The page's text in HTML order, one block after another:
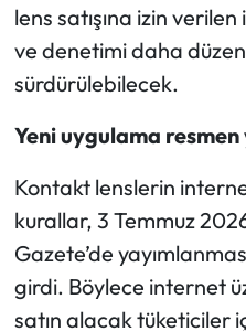
lens satışına izin
ve denetimi daha
sürdürülebilecek.
Yeni uygulama
Kontakt lenslerin
kurallar, 3 Temmuz
Gazete’de
girdi. Böylece internet
satın alacak tüketiciler